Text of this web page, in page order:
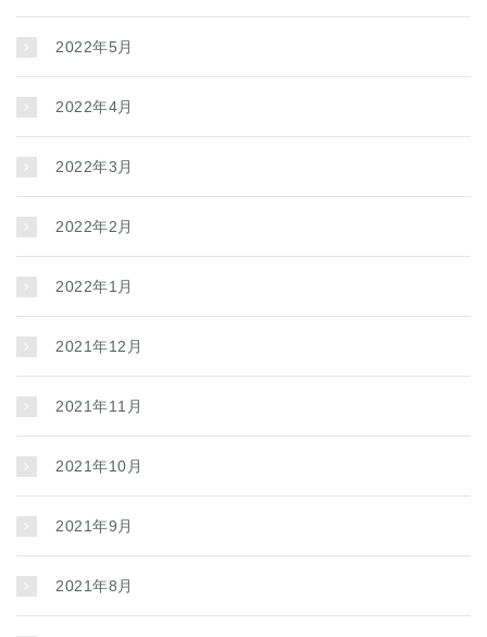
2022年5月
2022年4月
2022年3月
2022年2月
2022年1月
2021年12月
2021年11月
2021年10月
2021年9月
2021年8月